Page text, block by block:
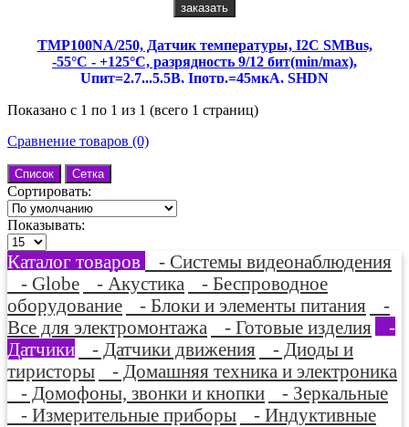
заказать
TMP100NA/250, Датчик температуры, I2C SMBus,
-55°C - +125°C, разрядность 9/12 бит(min/max),
Uпит=2.7...5.5В, Iпотр.=45мкА, SHDN
Показано с 1 по 1 из 1 (всего 1 страниц)
Сравнение товаров (0)
Список Сетка
Сортировать:
Показывать:
Каталог товаров
- Системы видеонаблюдения
- Globe
- Акустика
- Беспроводное
оборудование
- Блоки и элементы питания
-
Все для электромонтажа
- Готовые изделия
-
Датчики
- Датчики движения
- Диоды и
тиристоры
- Домашняя техника и электроника
- Домофоны, звонки и кнопки
- Зеркальные
- Измерительные приборы
- Индуктивные